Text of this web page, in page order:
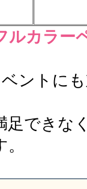
ルカラー
ントに
足できな